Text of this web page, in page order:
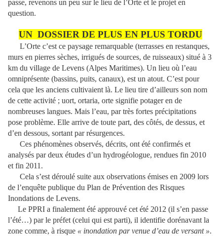
passe, revenons un peu sur le lieu de l’Orte et le projet en
question.
UN DOSSIER DE PLUS EN PLUS TORDU
L’Orte c’est ce paysage remarquable (terrasses en restanques,
murs en pierres sèches, irrigués de sources, de ruisseaux) situé à 3
km du village de Levens (Alpes Maritimes). Un lieu où l’eau
omniprésente (bassins, puits, canaux), est un atout. C’est pour
cela que les anciens cultivaient là. Le lieu tire d’ailleurs son nom
de cette activité ; uort, ortaria, orte signifie potager en de
nombreuses langues. Mais l’eau, par très fortes précipitations
pose problème. Elle arrive de toute part, des côtés, de dessus, et
d’en dessous, sortant par résurgences.
Ces phénomènes observés, décrits, ont été confirmés et
analysés par deux études d’un hydrogéologue, rendues fin 2010
et fin 2011.
Cela s’est déroulé suite aux observations émises en 2009 lors
de l’enquête publique du Plan de Prévention des Risques
Inondations de Levens.
Le PPRI a finalement été approuvé cet été 2012 (il s’en passe
l’été…) par le préfet (celui qui est parti), il identifie dorénavant la
zone comme, à risque « inondation par venue d’eau de versant ».